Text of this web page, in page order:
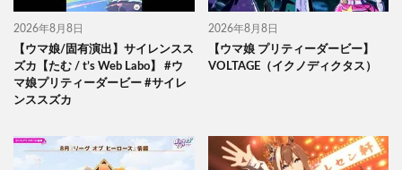
2026年8月8日
【ウマ娘/固有演出】サイレンスス
ズカ【たむ / t’s Web Labo】 #ウ
マ娘プリティーダービー #サイレ
ンススズカ
2026年8月8日
【ウマ娘 プリティーダービー】
VOLTAGE（イクノディクタス）